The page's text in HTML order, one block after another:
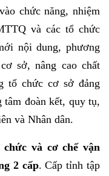
chức năng, nhiệm
và các tổ chức
nội dung, phương
sở, nâng cao chất
tổ chức cơ sở đảng
đoàn kết, quy tụ,
và Nhân dân.
và cơ chế vận
2 cấp. Cấp tỉnh tập